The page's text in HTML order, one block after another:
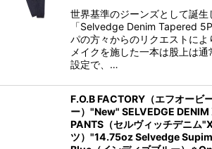
世界基準のジーンズとして誕生
「Selvedge Denim Tapered
パの方々からのリクエストによ
メイクを施した一本は股上は
設定で、…
F.O.B FACTORY（エフオービ
ー）"New" SELVEDGE DENIM
PANTS（セルヴィッチデニム
ツ）"14.75oz Selvedge